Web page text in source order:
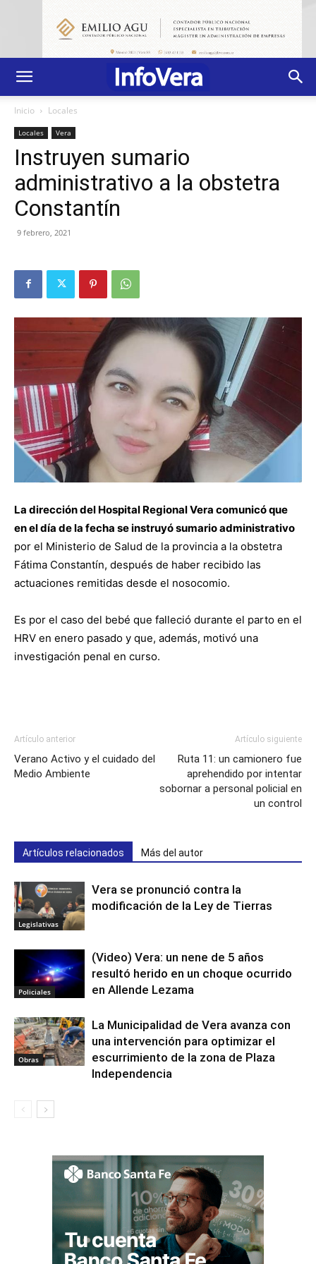
Inicio Locales
Locales Vera
Instruyen sumario
administrativo a la obstetra
Constantín
9 febrero, 2021
La dirección del Hospital Regional Vera comunicó que
en el día de la fecha se instruyó sumario administrativo
por el Ministerio de Salud de la provincia a la obstetra
Fátima Constantín, después de haber recibido las
actuaciones remitidas desde el nosocomio.
Es por el caso del bebé que falleció durante el parto en el
HRV en enero pasado y que, además, motivó una
investigación penal en curso.
Artículo anterior
Verano Activo y el cuidado del
Medio Ambiente
Artículo siguiente
Ruta 11: un camionero fue
aprehendido por intentar
sobornar a personal policial en
un control
Artículos relacionados Más del autor
Legislativas
Vera se pronunció contra la
modificación de la Ley de Tierras
Policiales
(Video) Vera: un nene de 5 años
resultó herido en un choque ocurrido
en Allende Lezama
Obras
La Municipalidad de Vera avanza con
una intervención para optimizar el
escurrimiento de la zona de Plaza
Independencia